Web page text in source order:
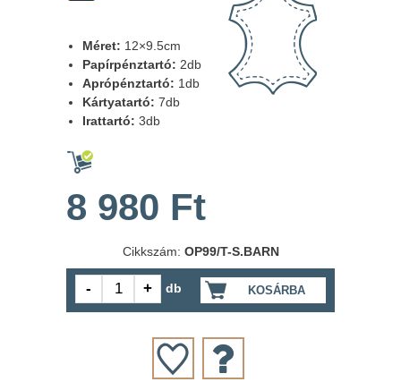
Méret: 12×9.5cm
Papírpénztartó: 2db
Aprópénztartó: 1db
Kártyatartó: 7db
Irattartó: 3db
8 980 Ft
Cikkszám: OP99/T-S.BARN
KOSÁRBA
db